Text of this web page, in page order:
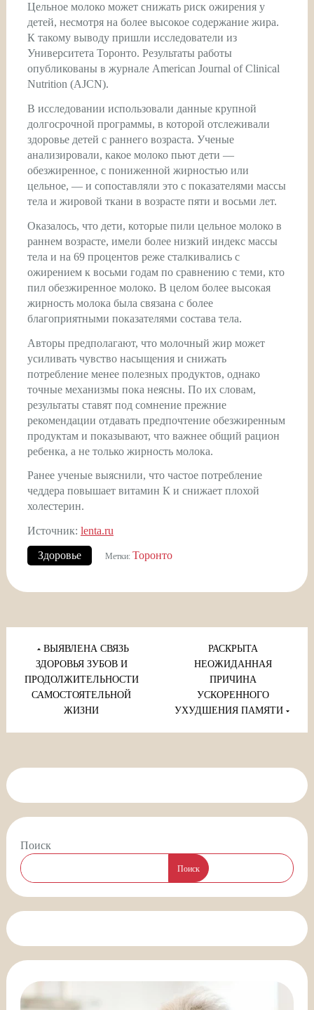
Цельное молоко может снижать риск ожирения у
детей, несмотря на более высокое содержание жира.
К такому выводу пришли исследователи из
Университета Торонто. Результаты работы
опубликованы в журнале American Journal of Clinical
Nutrition (AJCN).
В исследовании использовали данные крупной
долгосрочной программы, в которой отслеживали
здоровье детей с раннего возраста. Ученые
анализировали, какое молоко пьют дети —
обезжиренное, с пониженной жирностью или
цельное, — и сопоставляли это с показателями массы
тела и жировой ткани в возрасте пяти и восьми лет.
Оказалось, что дети, которые пили цельное молоко в
раннем возрасте, имели более низкий индекс массы
тела и на 69 процентов реже сталкивались с
ожирением к восьми годам по сравнению с теми, кто
пил обезжиренное молоко. В целом более высокая
жирность молока была связана с более
благоприятными показателями состава тела.
Авторы предполагают, что молочный жир может
усиливать чувство насыщения и снижать
потребление менее полезных продуктов, однако
точные механизмы пока неясны. По их словам,
результаты ставят под сомнение прежние
рекомендации отдавать предпочтение обезжиренным
продуктам и показывают, что важнее общий рацион
ребенка, а не только жирность молока.
Ранее ученые выяснили, что частое потребление
чеддера повышает витамин К и снижает плохой
холестерин.
Источник: lenta.ru
Здоровье Метки: Торонто
Навигация
записям
ВЫЯВЛЕНА СВЯЗЬ
ЗДОРОВЬЯ ЗУБОВ И
ПРОДОЛЖИТЕЛЬНОСТИ
САМОСТОЯТЕЛЬНОЙ
ЖИЗНИ
РАСКРЫТА
НЕОЖИДАННАЯ
ПРИЧИНА
УСКОРЕННОГО
УХУДШЕНИЯ ПАМЯТИ
Поиск
Поиск